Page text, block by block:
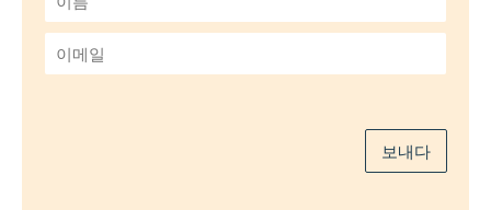
름
*
메
보내다